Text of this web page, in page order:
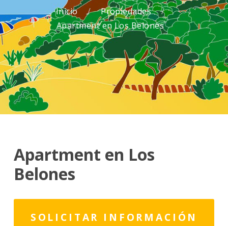
Inicio
Propiedades
Apartment en Los Belones
Apartment en Los
Belones
SOLICITAR INFORMACIÓN